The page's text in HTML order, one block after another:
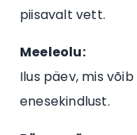
piisavalt vett.
Meeleolu:
Ilus päev, mis
enesekindlust.